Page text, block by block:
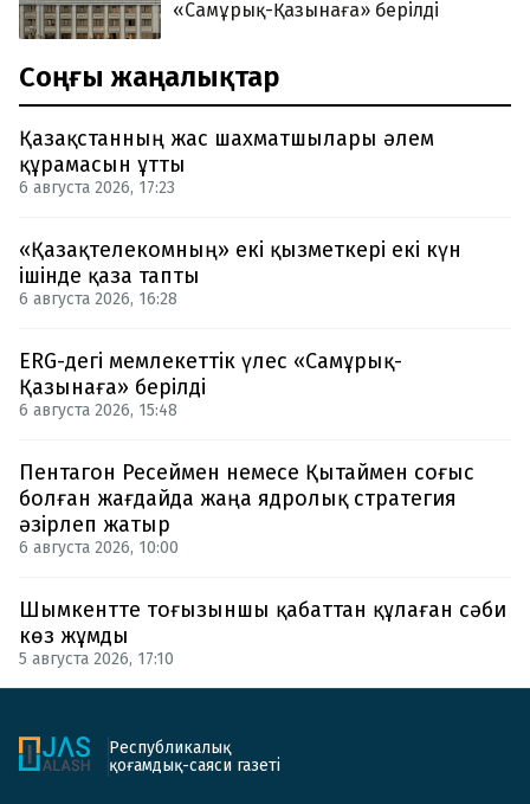
«Самұрық-Қазынаға» берілді
Соңғы жаңалықтар
Қазақстанның жас шахматшылары әлем
құрамасын ұтты
6 августа 2026, 17:23
«Қазақтелекомның» екі қызметкері екі күн
ішінде қаза тапты
6 августа 2026, 16:28
ERG-дегі мемлекеттік үлес «Самұрық-
Қазынаға» берілді
6 августа 2026, 15:48
Пентагон Ресеймен немесе Қытаймен соғыс
болған жағдайда жаңа ядролық стратегия
әзірлеп жатыр
6 августа 2026, 10:00
Шымкентте тоғызыншы қабаттан құлаған сәби
көз жұмды
5 августа 2026, 17:10
Республикалық
қоғамдық-саяси газеті